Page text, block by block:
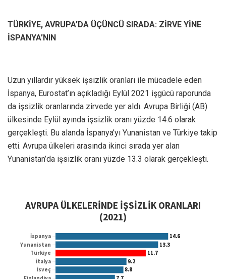
TÜRKİYE, AVRUPA’DA ÜÇÜNCÜ SIRADA: ZİRVE YİNE
İSPANYA’NIN
Uzun yıllardır yüksek işsizlik oranları ile mücadele eden
İspanya, Eurostat’ın açıkladığı Eylül 2021 işgücü raporunda
da işsizlik oranlarında zirvede yer aldı. Avrupa Birliği (AB)
ülkesinde Eylül ayında işsizlik oranı yüzde 14.6 olarak
gerçekleşti. Bu alanda İspanya’yı Yunanistan ve Türkiye takip
etti. Avrupa ülkeleri arasında ikinci sırada yer alan
Yunanistan’da işsizlik oranı yüzde 13.3 olarak gerçekleşti.